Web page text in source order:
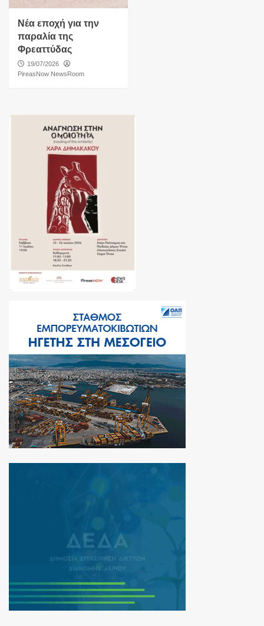
Νέα εποχή για την
παραλία της
Φρεαττύδας
19/07/2026
PireasNow NewsRoom